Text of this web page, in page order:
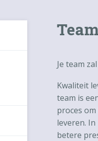
Je team
Kwaliteit
team is
proces
leveren.
betere